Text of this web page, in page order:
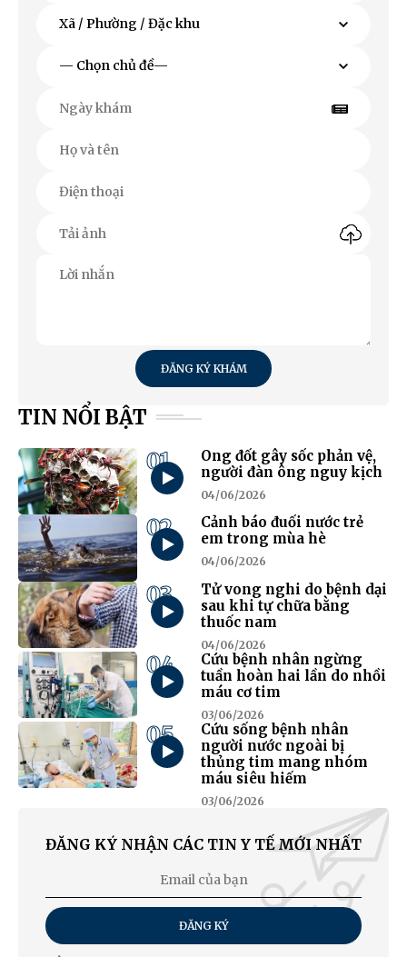
ĐĂNG KÝ KHÁM
TIN NỔI BẬT
01
Ong đốt gây sốc phản vệ,
người đàn ông nguy kịch
04/06/2026
02
Cảnh báo đuối nước trẻ
em trong mùa hè
04/06/2026
03
Tử vong nghi do bệnh dại
sau khi tự chữa bằng
thuốc nam
04/06/2026
04
Cứu bệnh nhân ngừng
tuần hoàn hai lần do nhồi
máu cơ tim
03/06/2026
05
Cứu sống bệnh nhân
người nước ngoài bị
thủng tim mang nhóm
máu siêu hiếm
03/06/2026
ĐĂNG KÝ NHẬN CÁC TIN Y TẾ MỚI NHẤT
ĐĂNG KÝ